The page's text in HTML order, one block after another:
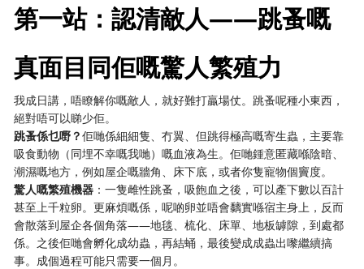
第一站：認清敵人——跳蚤嘅
真面目同佢嘅驚人繁殖力
我成日講，唔瞭解你嘅敵人，就好難打贏場仗。跳蚤呢種小東西，
絕對唔可以睇少佢。
跳蚤係乜嘢？佢哋係細細隻、冇翼、但跳得極高嘅寄生蟲，主要靠
吸食動物（同埋不幸嘅我哋）嘅血液為生。佢哋鍾意匿藏喺陰暗、
潮濕嘅地方，例如屋企嘅牆角、床下底，或者你隻寵物個竇度。
驚人嘅繁殖機器 ：一隻雌性跳蚤，吸飽血之後，可以產下數以百計
甚至上千粒卵。更麻煩嘅係，呢啲卵並唔會黐實喺宿主身上，反而
會散落到屋企各個角落——地毯、梳化、床單、地板罅隙，到處都
係。之後佢哋會孵化成幼蟲，再結蛹，最後變成成蟲出嚟繼續搞
事。成個過程可能只需要一個月。